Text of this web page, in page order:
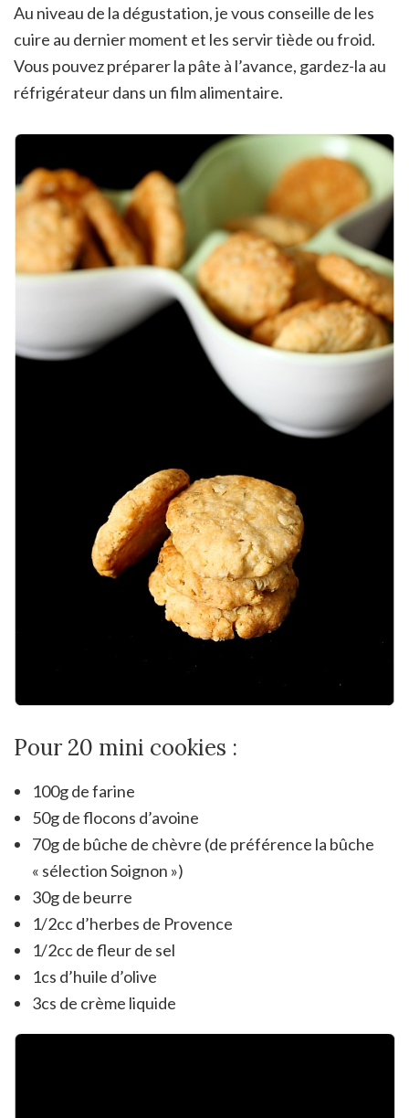
Au niveau de la dégustation, je vous conseille de les
cuire au dernier moment et les servir tiède ou froid.
Vous pouvez préparer la pâte à l’avance, gardez-la au
réfrigérateur dans un film alimentaire.
Pour 20 mini cookies :
100g de farine
50g de flocons d’avoine
70g de bûche de chèvre (de préférence la bûche
« sélection Soignon »)
30g de beurre
1/2cc d’herbes de Provence
1/2cc de fleur de sel
1cs d’huile d’olive
3cs de crème liquide